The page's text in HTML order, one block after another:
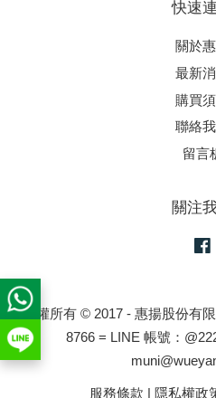
快速
關於
最新
購買
聯絡
留言
關注
版權所有 © 2017 - 惠揚股份有
8766 = LINE 帳號：
服務條款 | 隱私權政